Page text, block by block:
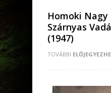
Homoki Nagy
Szárnyas
(1947)
TOVÁBBI